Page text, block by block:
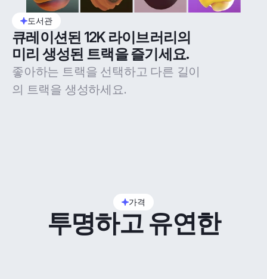
도서관
큐레이션된 12K 라이브러리의
미리 생성된 트랙을 즐기세요.
좋아하는 트랙을 선택하고 다른 길이
의 트랙을 생성하세요.
가격
투명하고 유연한